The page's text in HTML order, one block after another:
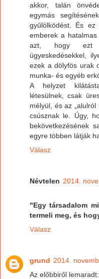
akkor, talán
egymás
gyűlölködést. És
emberek a
azt, hogy ezt a
ügyeskedésekkel,
ezek a dölyfös urak
munka- és egyéb
A helyzet
létesülnek, csak
mélyül, és az
csúsznak le. Úgy,
bekövetkezésének
egyre többen látják
Válasz
Névtelen 2014.
"Egy társadalom
termeli meg, és
Válasz
grund 2014.
Az előbbiről lemaradt: